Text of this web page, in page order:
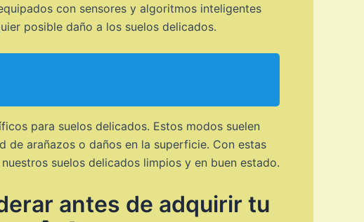
con sensores y algoritmos inteligentes
posible daño a los suelos delicados.
para suelos delicados. Estos modos suelen
arañazos o daños en la superficie. Con estas
suelos delicados limpios y en buen estado.
antes de adquirir tu